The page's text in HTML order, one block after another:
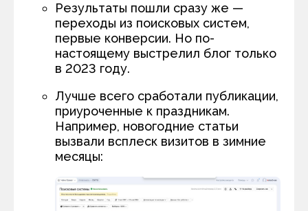
Результаты пошли сразу же —
переходы из поисковых систем,
первые конверсии. Но по-
настоящему выстрелил блог только
в 2023 году.
Лучше всего сработали публикации,
приуроченные к праздникам.
Например, новогодние статьи
вызвали всплеск визитов в зимние
месяцы: